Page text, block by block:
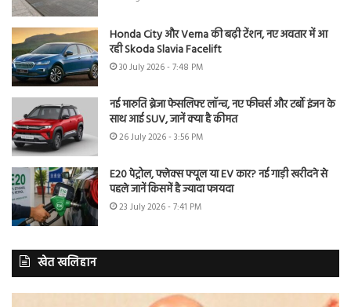
Honda City और Verna की बढ़ी टेंशन, नए अवतार में आ
रही Skoda Slavia Facelift
30 July 2026 - 7:48 PM
नई मारुति ब्रेजा फेसलिफ्ट लॉन्च, नए फीचर्स और टर्बो इंजन के
साथ आई SUV, जानें क्या है कीमत
26 July 2026 - 3:56 PM
E20 पेट्रोल, फ्लेक्स फ्यूल या EV कार? नई गाड़ी खरीदने से
पहले जानें किसमें है ज्यादा फायदा
23 July 2026 - 7:41 PM
खेत खलिहान